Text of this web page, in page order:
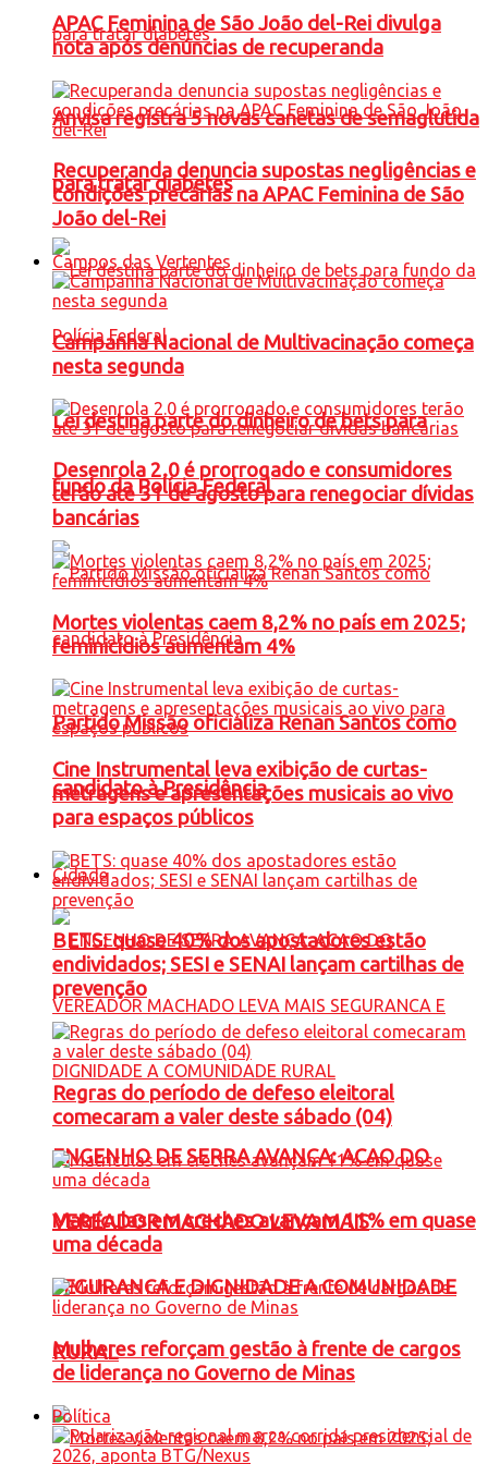
Anvisa registra 5 novas canetas de semaglutida
para tratar diabetes
Lei destina parte do dinheiro de bets para
fundo da Polícia Federal
Partido Missão oficializa Renan Santos como
candidato à Presidência
Cidade
ENGENHO DE SERRA AVANÇA: ACAO DO
VEREADOR MACHADO LEVA MAIS
SEGURANCA E DIGNIDADE A COMUNIDADE
RURAL
APAC Feminina de São João del-Rei divulga
nota após denúncias de recuperanda
Recuperanda denuncia supostas negligências e
condições precárias na APAC Feminina de São
João del-Rei
Campos das Vertentes
Campanha Nacional de Multivacinação começa
nesta segunda
Desenrola 2.0 é prorrogado e consumidores
terão até 31 de agosto para renegociar dívidas
bancárias
Mortes violentas caem 8,2% no país em 2025;
feminicídios aumentam 4%
Cine Instrumental leva exibição de curtas-
metragens e apresentações musicais ao vivo
para espaços públicos
BETS: quase 40% dos apostadores estão
endividados; SESI e SENAI lançam cartilhas de
prevenção
Regras do período de defeso eleitoral
comecaram a valer deste sábado (04)
Matrículas em creches avançam 11% em quase
uma década
Mulheres reforçam gestão à frente de cargos
de liderança no Governo de Minas
Política